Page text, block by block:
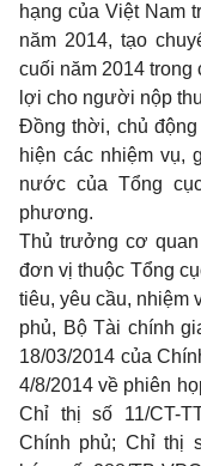
hạng của Việt Nam
năm 2014, tạo
cuối năm 2014 trong
lợi cho người nộp
Đồng thời, chủ
hiện các nhiệm vụ,
nước của Tổng
phương.
Thủ trưởng cơ
đơn vị thuộc Tổng
tiêu, yêu cầu, nhiệm
phủ, Bộ Tài chính
18/03/2014 của
4/8/2014 về phiên
Chỉ thị số 11/CT-
Chính phủ; Chỉ thị